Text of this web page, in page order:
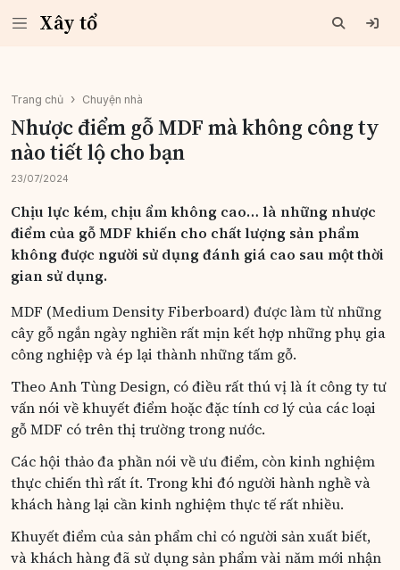
Xây tổ
Trang chủ Chuyện nhà
Nhược điểm gỗ MDF mà không công ty
nào tiết lộ cho bạn
23/07/2024
Chịu lực kém, chịu ẩm không cao… là những nhược
điểm của gỗ MDF khiến cho chất lượng sản phẩm
không được người sử dụng đánh giá cao sau một thời
gian sử dụng.
MDF (Medium Density Fiberboard) được làm từ những
cây gỗ ngắn ngày nghiền rất mịn kết hợp những phụ gia
công nghiệp và ép lại thành những tấm gỗ.
Theo Anh Tùng Design, có điều rất thú vị là ít công ty tư
vấn nói về khuyết điểm hoặc đặc tính cơ lý của các loại
gỗ MDF có trên thị trường trong nước.
Các hội thảo đa phần nói về ưu điểm, còn kinh nghiệm
thực chiến thì rất ít. Trong khi đó người hành nghề và
khách hàng lại cần kinh nghiệm thực tế rất nhiều.
Khuyết điểm của sản phẩm chỉ có người sản xuất biết,
và khách hàng đã sử dụng sản phẩm vài năm mới nhận